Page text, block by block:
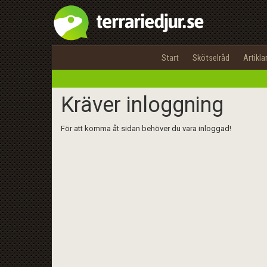
Start Skötselråd Artiklar
Kräver inloggning
För att komma åt sidan behöver du vara inloggad!